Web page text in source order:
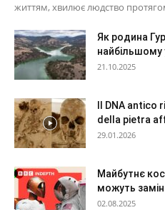
життям, хвилює людство
Як родина
найбільшому
21.10.2025
Il DNA antico
della pietra
29.01.2026
Майбутнє
можуть
02.08.2025